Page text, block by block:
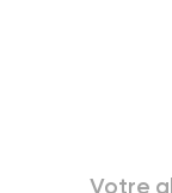
Votre